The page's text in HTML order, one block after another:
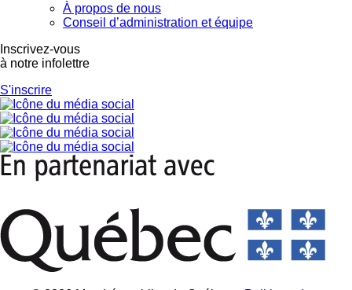
À propos de nous
Conseil d’administration et équipe
Inscrivez-vous
à notre infolettre
S'inscrire
Ce site Web utilise des
cookies
Notre site Web utilise des cookies pour
améliorer l'expérience utilisateur. En
utilisant notre site Web, vous acceptez tous
les cookies conformément à notre Politique
relative aux cookies.En savoir plus
FONCTIONNALITÉ
ACCEPTER TOUT